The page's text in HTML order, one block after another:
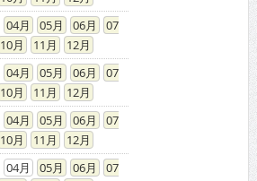
04 05 06
07
10 11
12
04 05 06
07
10 11
12
04 05 06
07
10 11
12
04 05 06
07